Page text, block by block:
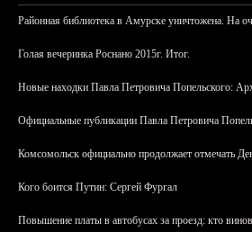
Районная библиотека в Амурске уничтожена. На
Голая вечеринка Роснано 2015г. Итог.
Новые находки Павла Петровича Попельского:
Официальные публикации Павла Петровича
Комсомольск официально продолжает отмечать
Кого боится Путин: Сергей Фургал
Повышение платы в автобусах за проезд: кто